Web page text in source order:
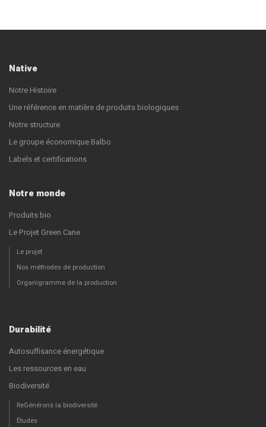
Native
Notre Histoire
Une référence en matière de produits biologiques
Notre structure
Le groupe économique Balbo
Labels et certifications
Notre monde
Produits bio
Le Projet Green Cane
Le projet
Nos méthodes de production
Organigramme de la production
Durabilité
Autosuffisance énergétique
Les ressources en eau
Biodiversité
ReGénérons la biodiversité
Études